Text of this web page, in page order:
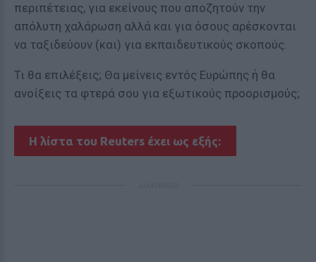
περιπέτειας, για εκείνους που αποζητούν την
απόλυτη χαλάρωση αλλά και για όσους αρέσκονται
να ταξιδεύουν (και) για εκπαιδευτικούς σκοπούς.
Τι θα επιλέξεις; Θα μείνεις εντός Ευρώπης ή θα
ανοίξεις τα φτερά σου για εξωτικούς προορισμούς;
Η λίστα του Reuters έχει ως εξής: